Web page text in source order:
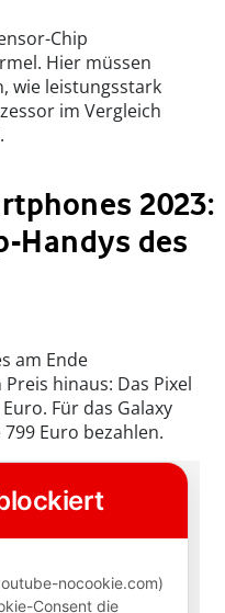
Chip
Hier müssen
wie leistungsstark
im Vergleich
2023:
Handys des
am Ende
hinaus: Das Pixel
Für das Galaxy
Euro bezahlen.